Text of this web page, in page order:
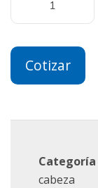
Cotizar
Categoría
cabeza